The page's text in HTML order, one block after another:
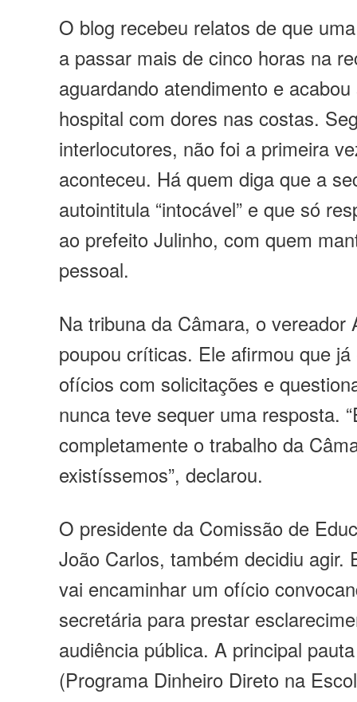
O blog recebeu relatos de que
a passar mais de cinco horas na
aguardando atendimento e
hospital com dores nas costas.
interlocutores, não foi a primeira
aconteceu. Há quem diga que a
autointitula “intocável” e que só
ao prefeito Julinho, com quem
pessoal.
Na tribuna da Câmara, o vereador
poupou críticas. Ele afirmou que
ofícios com solicitações e
nunca teve sequer uma resposta.
completamente o trabalho da
existíssemos”, declarou.
O presidente da Comissão de
João Carlos, também decidiu agir.
vai encaminhar um ofício
secretária para prestar
audiência pública. A principal
(Programa Dinheiro Direto na